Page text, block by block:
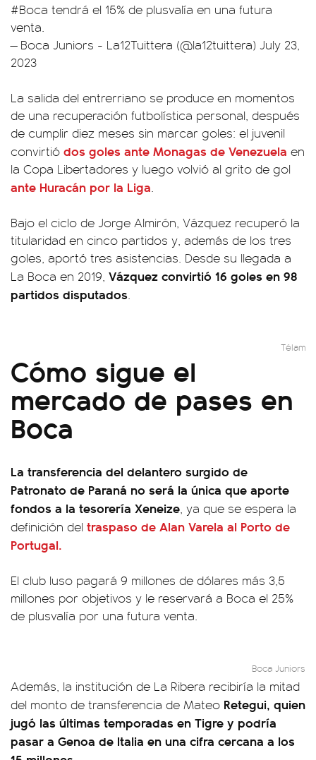
#Boca tendrá el 15% de plusvalía en una futura
venta.
— Boca Juniors - La12Tuittera (@la12tuittera) July 23,
2023
La salida del entrerriano se produce en momentos
de una recuperación futbolística personal, después
de cumplir diez meses sin marcar goles: el juvenil
convirtió dos goles ante Monagas de Venezuela en
la Copa Libertadores y luego volvió al grito de gol
ante Huracán por la Liga.
Bajo el ciclo de Jorge Almirón, Vázquez recuperó la
titularidad en cinco partidos y, además de los tres
goles, aportó tres asistencias. Desde su llegada a
La Boca en 2019, Vázquez convirtió 16 goles en 98
partidos disputados.
Télam
Cómo sigue el
mercado de pases en
Boca
La transferencia del delantero surgido de
Patronato de Paraná no será la única que aporte
fondos a la tesorería Xeneize, ya que se espera la
definición del traspaso de Alan Varela al Porto de
Portugal.
El club luso pagará 9 millones de dólares más 3,5
millones por objetivos y le reservará a Boca el 25%
de plusvalía por una futura venta.
Boca Juniors
Además, la institución de La Ribera recibiría la mitad
del monto de transferencia de Mateo Retegui, quien
jugó las últimas temporadas en Tigre y podría
pasar a Genoa de Italia en una cifra cercana a los